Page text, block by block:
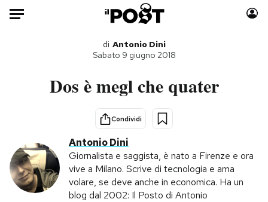
Auto
Tecnologia
Internet
Scienza
Moda
Libri
Storie/Idee
Ok Boomer!
Media
di Antonio Dini
Sabato 9 giugno 2018
Dos è megl che quater
Condividi
Antonio Dini
Giornalista e saggista, è nato a Firenze e ora
vive a Milano. Scrive di tecnologia e ama
volare, se deve anche in economica. Ha un
blog dal 2002: Il Posto di Antonio